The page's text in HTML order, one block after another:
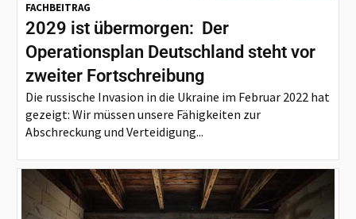
FACHBEITRAG
2029 ist übermorgen: Der
Operationsplan Deutschland steht vor
zweiter Fortschreibung
Die russische Invasion in die Ukraine im Februar 2022 hat
gezeigt: Wir müssen unsere Fähigkeiten zur
Abschreckung und Verteidigung...